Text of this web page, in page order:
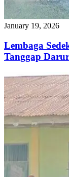
January 19, 2026
Lembaga
Tanggap